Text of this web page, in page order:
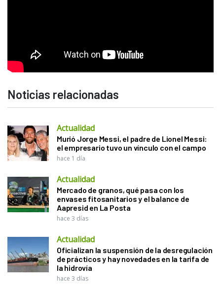
Noticias relacionadas
Actualidad
Murió Jorge Messi, el padre de Lionel Messi:
el empresario tuvo un vínculo con el campo
hace 1 día
Actualidad
Mercado de granos, qué pasa con los
envases fitosanitarios y el balance de
Aapresid en La Posta
hace 3 días
Actualidad
Oficializan la suspensión de la desregulación
de prácticos y hay novedades en la tarifa de
la hidrovía
hace 3 días